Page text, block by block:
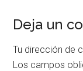
Deja un
Tu dirección de
Los campos